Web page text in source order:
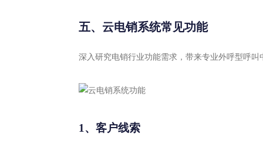
五、云电销系统常见功能
深入研究电销行业功能需求，带来专业外呼型呼叫
1、客户线索